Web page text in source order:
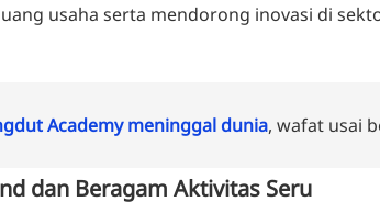
usaha serta mendorong inovasi di
Academy meninggal dunia, wafat usai
dan Beragam Aktivitas Seru